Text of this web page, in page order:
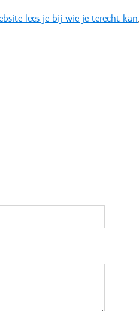
lees je bij wie je terecht kan